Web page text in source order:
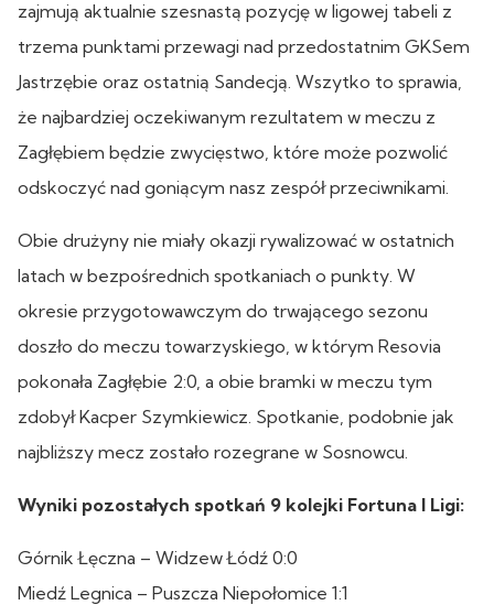
zajmują aktualnie szesnastą pozycję w ligowej tabeli z
trzema punktami przewagi nad przedostatnim GKSem
Jastrzębie oraz ostatnią Sandecją. Wszytko to sprawia,
że najbardziej oczekiwanym rezultatem w meczu z
Zagłębiem będzie zwycięstwo, które może pozwolić
odskoczyć nad goniącym nasz zespół przeciwnikami.
Obie drużyny nie miały okazji rywalizować w ostatnich
latach w bezpośrednich spotkaniach o punkty. W
okresie przygotowawczym do trwającego sezonu
doszło do meczu towarzyskiego, w którym Resovia
pokonała Zagłębie 2:0, a obie bramki w meczu tym
zdobył Kacper Szymkiewicz. Spotkanie, podobnie jak
najbliższy mecz zostało rozegrane w Sosnowcu.
Wyniki pozostałych spotkań 9 kolejki Fortuna I Ligi:
Górnik Łęczna – Widzew Łódź 0:0
Miedź Legnica – Puszcza Niepołomice 1:1